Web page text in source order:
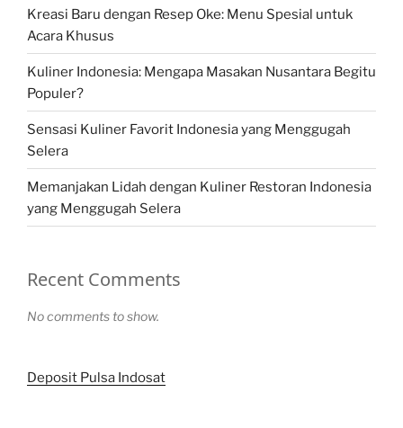
Kreasi Baru dengan Resep Oke: Menu Spesial untuk
Acara Khusus
Kuliner Indonesia: Mengapa Masakan Nusantara Begitu
Populer?
Sensasi Kuliner Favorit Indonesia yang Menggugah
Selera
Memanjakan Lidah dengan Kuliner Restoran Indonesia
yang Menggugah Selera
Recent Comments
No comments to show.
Deposit Pulsa Indosat